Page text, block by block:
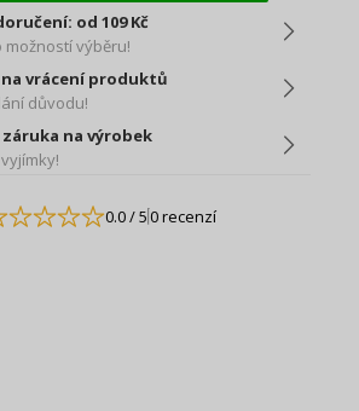
od 109 Kč
možností výběru!
na vrácení produktů
důvodu!
záruka na výrobek
0.0/ 50 recenzí